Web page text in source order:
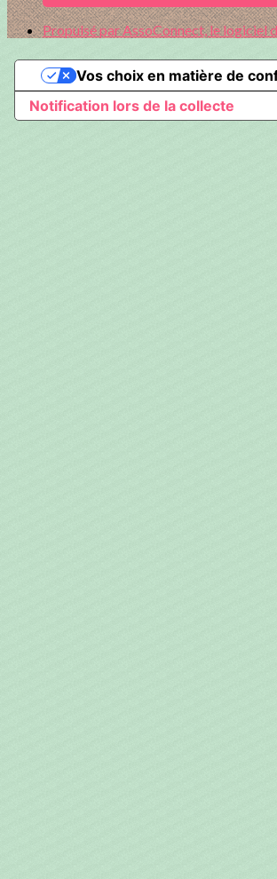
Propulsé par AssoConnect, le logiciel
Notification lors de la collecte
Vos choix en matière de